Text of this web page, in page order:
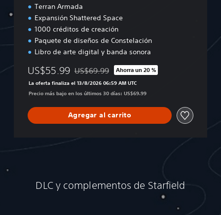
Terran Armada
Expansión Shattered Space
1000 créditos de creación
Paquete de diseños de Constelación
Libro de arte digital y banda sonora
US$55.99 Rebajado del precio original de US$69.99
US$69.99 Ahorra un 20 %
La oferta finaliza el 13/8/2026 06:59 AM UTC
Precio más bajo en los últimos 30 días: US$69.99
Agregar al carrito
DLC y complementos de Starfield